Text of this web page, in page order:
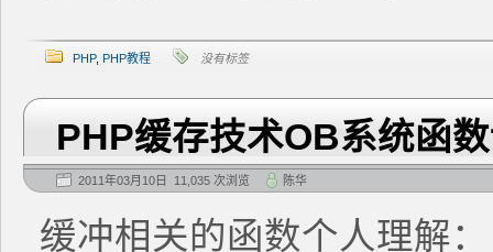
PHP, PHP教程 没有标签
PHP缓存技术OB系统函
2011年03月10日 11,035 次浏览 陈华
缓冲相关的函数个人理解：